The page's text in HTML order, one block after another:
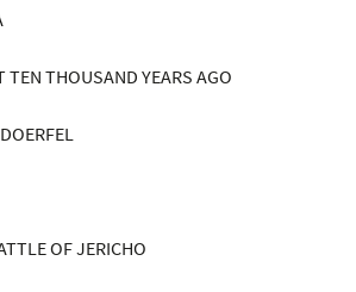
TEN THOUSAND YEARS AGO
OF JERICHO